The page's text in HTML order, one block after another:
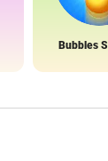
Bubbles